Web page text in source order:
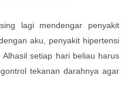
lagi mendengar penyakit
aku, penyakit hipertensi
setiap hari beliau harus
tekanan darahnya agar